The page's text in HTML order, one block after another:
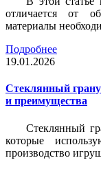
отличается от
материалы
Подробнее
19.01.2026
Стеклянный
и преимущества
Стеклянный
которые
производство